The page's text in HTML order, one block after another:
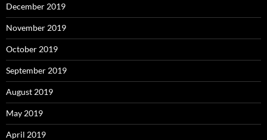
December 2019
November 2019
October 2019
September 2019
August 2019
May 2019
April 2019